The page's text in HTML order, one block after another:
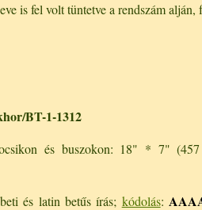
is fel volt tüntetve a rendszám alján,
és buszokon: 18" * 7"
és latin betűs írás; kódolás: